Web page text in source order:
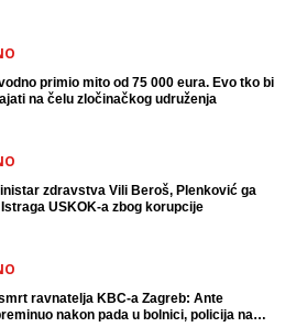
primio mito od 75 000 eura. Evo tko bi
na čelu zločinačkog udruženja
zdravstva Vili Beroš, Plenković ga
USKOK-a zbog korupcije
ravnatelja KBC-a Zagreb: Ante
nakon pada u bolnici, policija na